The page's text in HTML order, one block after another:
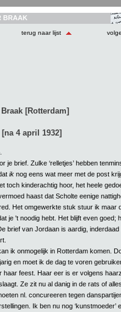
BRAAK
terug naar lijst
[Rotterdam]
4 april 1932]
je brief. Zulke ‘relletjes’ hebben
ik nog eens wat meer met de post
toch kinderachtig hoor, het heele
haast dat Scholte eenige
Het omgewerkte stuk stuur ik maar
je 't noodig hebt. Het blijft even goed;
brief van Jordaan is aardig,
ik onmogelijk in Rotterdam komen.
en moet ik de dag te voren
haar feest. Haar eer is er volgens
Ze zit nu al danig in de rats of
nl. concureeren tegen
Ik ben nu nog ‘kunstmoeder’